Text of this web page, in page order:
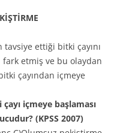
tavsiye ettiği bitki çayını
fark etmiş ve bu olaydan
çayından içmeye
içmeye başlaması
(KPSS 2007)